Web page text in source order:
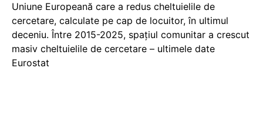
Uniune Europeană care a redus cheltuielile de
cercetare, calculate pe cap de locuitor, în ultimul
deceniu. Între 2015-2025, spațiul comunitar a crescut
masiv cheltuielile de cercetare – ultimele date
Eurostat